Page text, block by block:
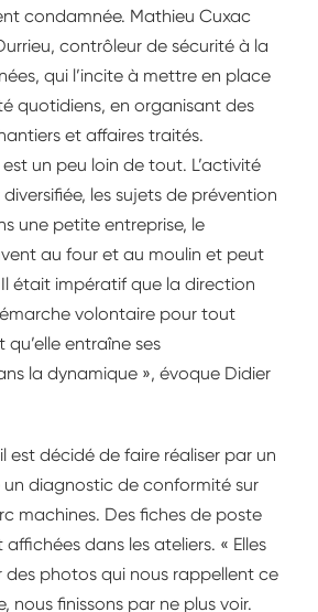
condamnée. Mathieu Cuxac
contrôleur de sécurité à la
qui l’incite à mettre en place
quotidiens, en organisant des
et affaires traités.
est un peu loin de tout. L’activité
les sujets de prévention
une petite entreprise, le
au four et au moulin et peut
était impératif que la direction
volontaire pour tout
entraîne ses
la dynamique », évoque Didier
est décidé de faire réaliser par un
diagnostic de conformité sur
machines. Des fiches de poste
dans les ateliers. « Elles
des photos qui nous rappellent ce
nous finissons par ne plus voir.